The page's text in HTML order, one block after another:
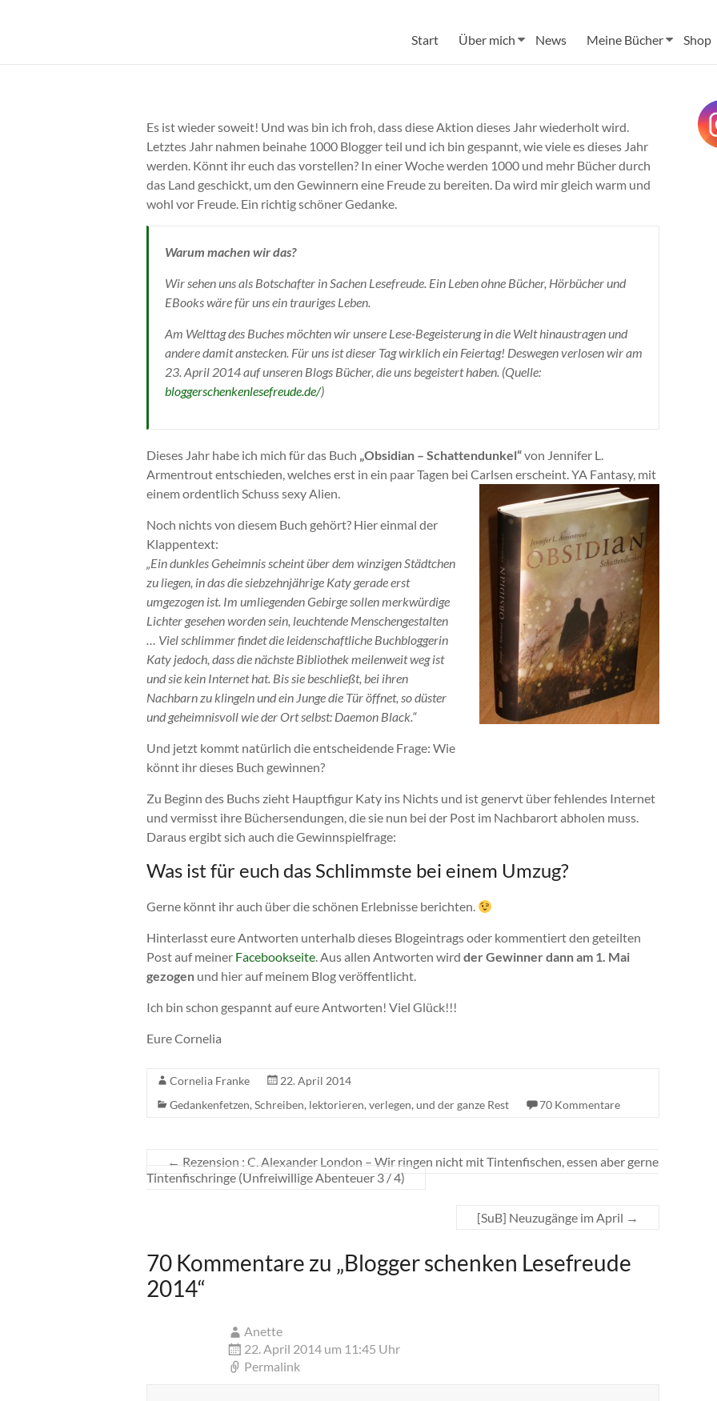
Start Über mich News Meine Bücher Shop
Es ist wieder soweit! Und was bin ich froh, dass diese Aktion dieses Jahr wiederholt wird.
Letztes Jahr nahmen beinahe 1000 Blogger teil und ich bin gespannt, wie viele es dieses Jahr
werden. Könnt ihr euch das vorstellen? In einer Woche werden 1000 und mehr Bücher durch
das Land geschickt, um den Gewinnern eine Freude zu bereiten. Da wird mir gleich warm und
wohl vor Freude. Ein richtig schöner Gedanke.
Warum machen wir das?
Wir sehen uns als Botschafter in Sachen Lesefreude. Ein Leben ohne Bücher, Hörbücher und
EBooks wäre für uns ein trauriges Leben.
Am Welttag des Buches möchten wir unsere Lese-Begeisterung in die Welt hinaustragen und
andere damit anstecken. Für uns ist dieser Tag wirklich ein Feiertag! Deswegen verlosen wir am
23. April 2014 auf unseren Blogs Bücher, die uns begeistert haben. (Quelle:
bloggerschenkenlesefreude.de/)
Dieses Jahr habe ich mich für das Buch „Obsidian – Schattendunkel“von Jennifer L.
Armentrout entschieden, welches erst in ein paar Tagen bei Carlsen erscheint. YA Fantasy, mit
einem ordentlich Schuss sexy Alien.
Noch nichts von diesem Buch gehört? Hier einmal der
Klappentext:
„Ein dunkles Geheimnis scheint über dem winzigen Städtchen
zu liegen, in das die siebzehnjährige Katy gerade erst
umgezogen ist. Im umliegenden Gebirge sollen merkwürdige
Lichter gesehen worden sein, leuchtende Menschengestalten
… Viel schlimmer findet die leidenschaftliche Buchbloggerin
Katy jedoch, dass die nächste Bibliothek meilenweit weg ist
und sie kein Internet hat. Bis sie beschließt, bei ihren
Nachbarn zu klingeln und ein Junge die Tür öffnet, so düster
und geheimnisvoll wie der Ort selbst: Daemon Black.“
Und jetzt kommt natürlich die entscheidende Frage: Wie
könnt ihr dieses Buch gewinnen?
Zu Beginn des Buchs zieht Hauptfigur Katy ins Nichts und ist genervt über fehlendes Internet
und vermisst ihre Büchersendungen, die sie nun bei der Post im Nachbarort abholen muss.
Daraus ergibt sich auch die Gewinnspielfrage:
Was ist für euch das Schlimmste bei einem Umzug?
Gerne könnt ihr auch über die schönen Erlebnisse berichten.
Hinterlasst eure Antworten unterhalb dieses Blogeintrags oder kommentiert den geteilten
Post auf meiner Facebookseite. Aus allen Antworten wird der Gewinner dann am 1. Mai
gezogen und hier auf meinem Blog veröffentlicht.
Ich bin schon gespannt auf eure Antworten! Viel Glück!!!
Eure Cornelia
Cornelia Franke
22. April 2014
Gedankenfetzen, Schreiben, lektorieren, verlegen, und der ganze Rest 70 Kommentare
← Rezension : C. Alexander London – Wir ringen nicht mit Tintenfischen, essen aber gerne
Tintenfischringe (Unfreiwillige Abenteuer 3 / 4)
[SuB] Neuzugänge im April →
70 Kommentare zu „Blogger schenken Lesefreude
2014“
Anette
22. April 2014 um 11:45 Uhr
Permalink